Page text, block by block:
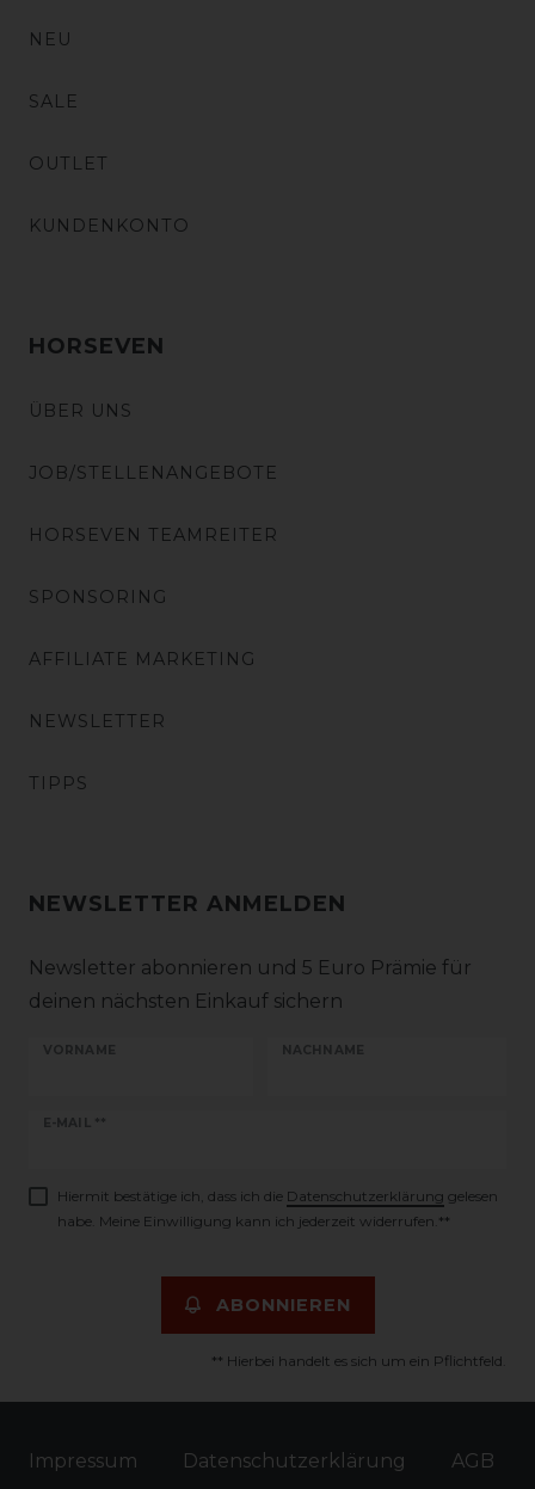
NEU
SALE
OUTLET
KUNDENKONTO
HORSEVEN
ÜBER UNS
JOB/STELLENANGEBOTE
HORSEVEN TEAMREITER
SPONSORING
AFFILIATE MARKETING
NEWSLETTER
TIPPS
NEWSLETTER ANMELDEN
Newsletter abonnieren und 5 Euro Prämie für
deinen nächsten Einkauf sichern
VORNAME NACHNAME
E-MAIL **
Newsletter
Hiermit bestätige ich, dass ich die Daten­schutz­erklärung gelesen
habe. Meine Einwilligung kann ich jederzeit widerrufen.**
ABONNIEREN
** Hierbei handelt es sich um ein Pflichtfeld.
Impressum Daten­schutz­erklärung AGB